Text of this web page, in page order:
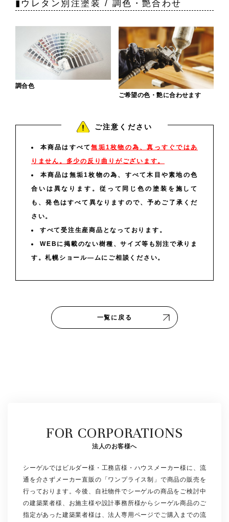
▮ウレタン別注塗装 / 調色・艶合わせ
調合色
ご希望の色・艶に合わせます
ご注意ください
本商品はすべて無垢1枚物の為、真っすぐではあ
りません。多少の反り曲りがございます。
本商品は無垢1枚物の為、すべて木目や素地の色
合いは異なります。従って同じ色の塗装を施して
も、発色はすべて異なりますので、予めご了承くだ
さい。
すべて受注生産商品となっております。
WEBに掲載のない樹種、サイズ等も別注で承りま
す。札幌ショール―ムにご相談ください。
一覧に戻る
FOR CORPORATIONS
法人のお客様へ
シーゲルではビルダー様・工務店様・ハウスメーカー様に、流
通を介さずメーカー直販の「ワンプライス制」で商品の販売を
行っております。今後、自社物件でシーゲルの商品をご検討中
の建築業者様、お施主様や設計事務所様からシーゲル商品のご
指定があった建築業者様は、法人専用ページでご購入までの流